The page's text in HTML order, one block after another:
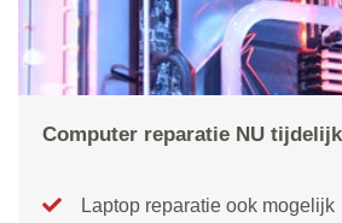
Computer reparatie NU
Laptop reparatie ook mogelijk